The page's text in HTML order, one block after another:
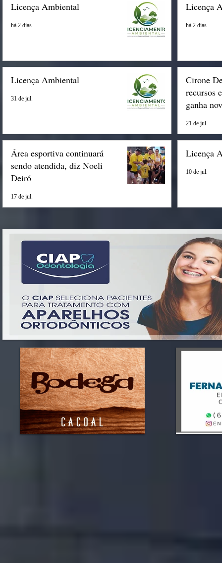
Licença Ambiental
há 2 dias
Licença
há 2 dias
Licença Ambiental
31 de jul.
Cirone
recursos
ganha
21 de jul.
Área esportiva continuará
sendo atendida, diz Noeli
Deiró
17 de jul.
Licença
10 de jul.